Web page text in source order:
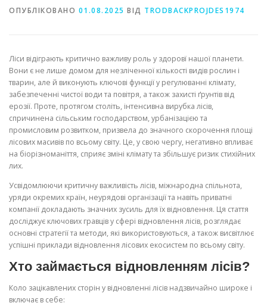
ОПУБЛІКОВАНО 01.08.2025 ВІД TRODBACKPROJDES1974
Ліси відіграють критично важливу роль у здоровї нашої планети.
Вони є не лише домом для незліченної кількості видів рослин і
тварин, але й виконують ключові функції у регулюванні клімату,
забезпеченні чистої води та повітря, а також захисті ґрунтів від
ерозії. Проте, протягом століть, інтенсивна вирубка лісів,
спричинена сільським господарством, урбанізацією та
промисловим розвитком, призвела до значного скорочення площі
лісових масивів по всьому світу. Це, у свою чергу, негативно впливає
на біорізноманіття, сприяє зміні клімату та збільшує ризик стихійних
лих.
Усвідомлюючи критичну важливість лісів, міжнародна спільнота,
уряди окремих країн, неурядові організації та навіть приватні
компанії докладають значних зусиль для їх відновлення. Ця стаття
досліджує ключових гравців у сфері відновлення лісів, розглядає
основні стратегії та методи, які використовуються, а також висвітлює
успішні приклади відновлення лісових екосистем по всьому світу.
Хто займається відновленням лісів?
Коло зацікавлених сторін у відновленні лісів надзвичайно широке і
включає в себе: